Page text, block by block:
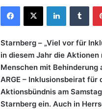
eine
Facebook
X LinkedIn
Starnberg – „Viel vor für
in diesem Jahr die
Menschen mit
ARGE – Inklusionsbeirat
Aktionsbündnis am
Starnberg ein. Auch in